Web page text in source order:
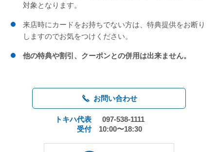
対象となります。
来店時にカードをお持ちでない方は、特典提供をお断り
しますのでお気をつけください。
他の特典や割引、クーポンとの併用は出来ません。
お問い合わせ
トキハ代表
097-538-1111
受付
10:00〜18:30